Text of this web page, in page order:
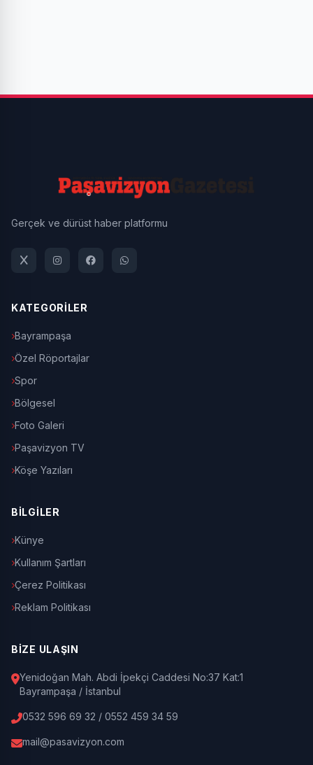
Gerçek ve dürüst haber platformu
KATEGORİLER
Bayrampaşa
Özel Röportajlar
Spor
Bölgesel
Foto Galeri
Paşavizyon TV
Köşe Yazıları
BİLGİLER
Künye
Kullanım Şartları
Çerez Politikası
Reklam Politikası
BİZE ULAŞIN
Yenidoğan Mah. Abdi İpekçi Caddesi No:37 Kat:1
Bayrampaşa / İstanbul
0532 596 69 32 / 0552 459 34 59
mail@pasavizyon.com